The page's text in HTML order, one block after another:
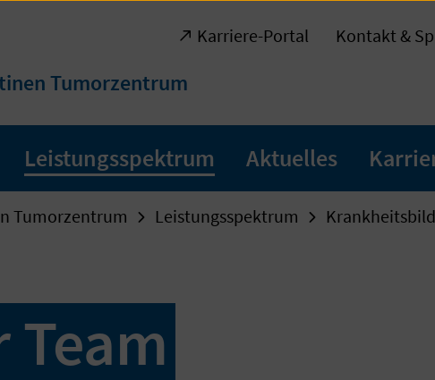
Tumorzentrum
Karriere-Portal Kontakt &
Leistungsspektrum Aktuelles
Tumorzentrum Leistungsspektrum
Team